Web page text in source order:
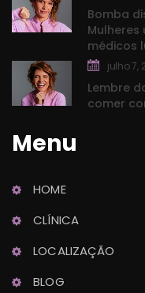
Bomba
médicos
julho 7,
Lembre
comer
Menu
HOME
CLÍNICA
LOCALIZAÇÃO
BLOG